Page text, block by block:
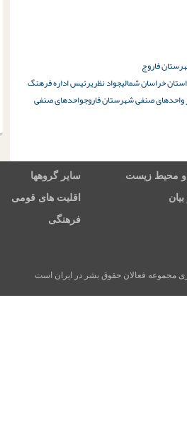
فاروج
استان خراسان شمالیجواد نظریرئیس اداره فرهنگ
واحدهای صنفی شهرستان فاروجواحدهای صنفی
و محیط زیست سایر گروهها
اقلیت های قومی
فرهنگی